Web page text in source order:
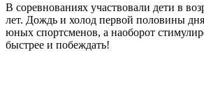
В соревнованиях участвовали дети в
лет. Дождь и холод первой половины
юных спортсменов, а наоборот
быстрее и побеждать!